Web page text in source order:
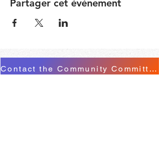
Partager cet événement
Contact the Community Committee